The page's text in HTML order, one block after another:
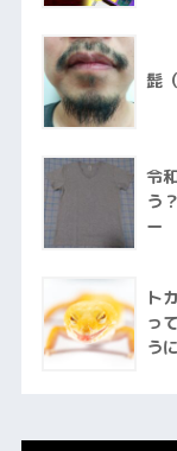
髭
令
う
ー
ト
っ
う